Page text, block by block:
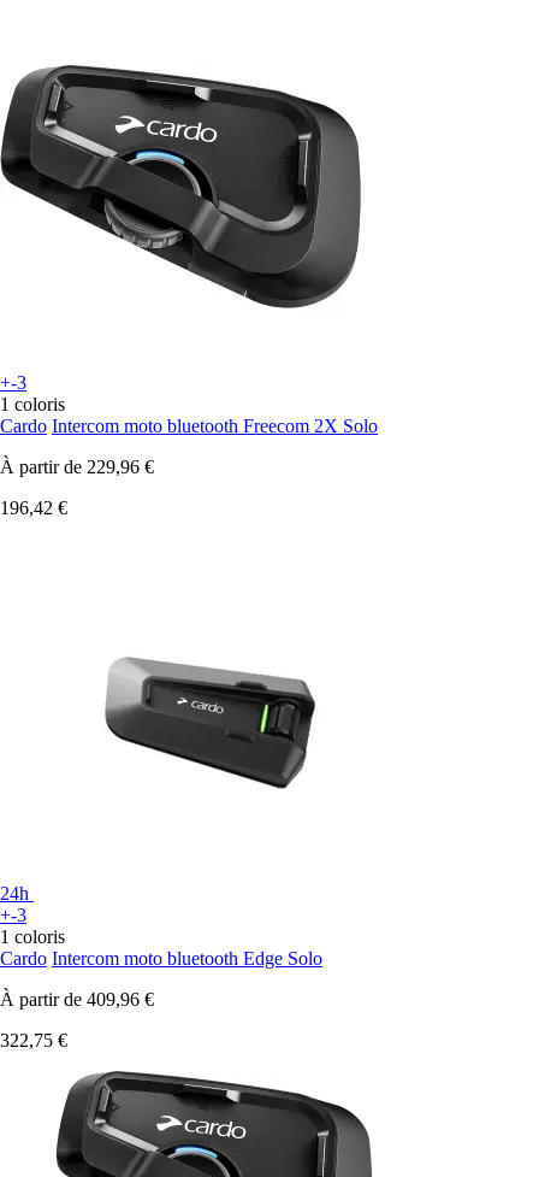
+-3
1 coloris
Cardo Intercom moto bluetooth Freecom 2X Solo
À partir de 229,96 €
196,42 €
24h
+-3
1 coloris
Cardo Intercom moto bluetooth Edge Solo
À partir de 409,96 €
322,75 €